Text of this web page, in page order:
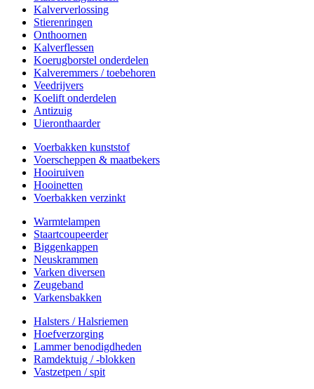
Kalververlossing
Stierenringen
Onthoornen
Kalverflessen
Koerugborstel onderdelen
Kalveremmers / toebehoren
Veedrijvers
Koelift onderdelen
Antizuig
Uieronthaarder
Voerbakken kunststof
Voerscheppen & maatbekers
Hooiruiven
Hooinetten
Voerbakken verzinkt
Warmtelampen
Staartcoupeerder
Biggenkappen
Neuskrammen
Varken diversen
Zeugeband
Varkensbakken
Halsters / Halsriemen
Hoefverzorging
Lammer benodigdheden
Ramdektuig / -blokken
Vastzetpen / spit